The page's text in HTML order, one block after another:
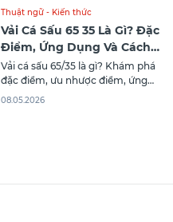
Thuật ngữ - Kiến thức
Vải Cá Sấu 65 35 Là Gì? Đặc
Điểm, Ứng Dụng Và Cách
Nhận Biết
Vải cá sấu 65/35 là gì? Khám phá
đặc điểm, ưu nhược điểm, ứng
dụng phổ biến và cách nhận biết
08.05.2026